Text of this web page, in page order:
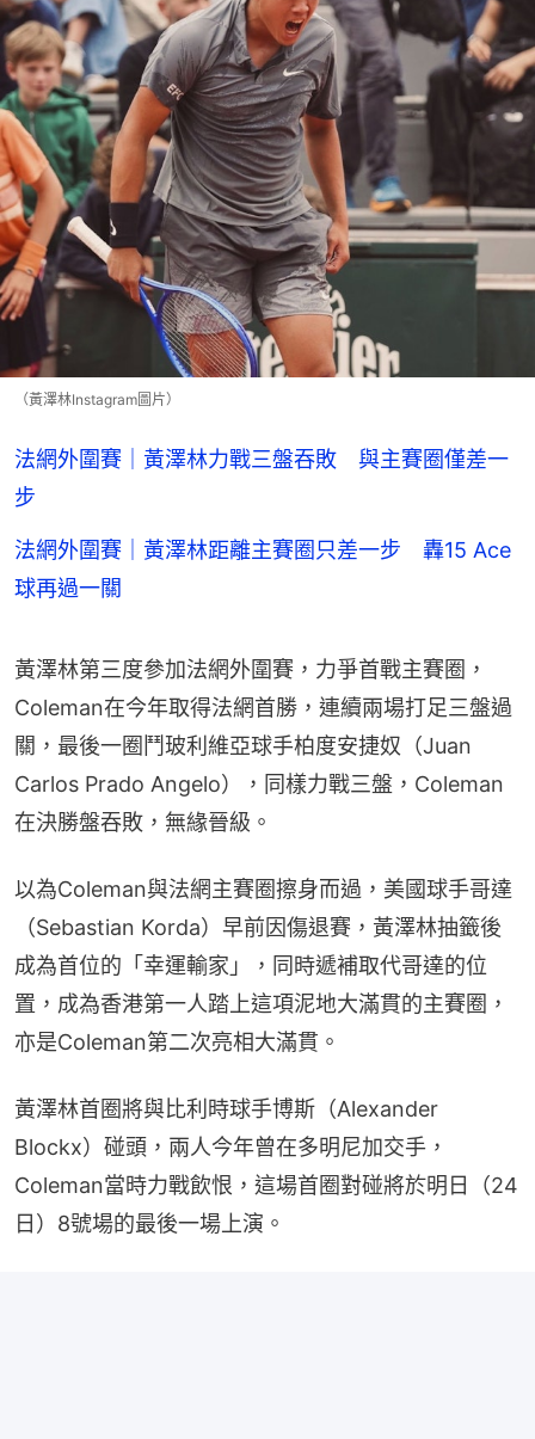
（黃澤林Instagram圖片）
法網外圍賽｜黃澤林力戰三盤吞敗 與主賽圈僅差一
步
法網外圍賽｜黃澤林距離主賽圈只差一步 轟15 Ace
球再過一關
黃澤林第三度參加法網外圍賽，力爭首戰主賽圈，
Coleman在今年取得法網首勝，連續兩場打足三盤過
關，最後一圈鬥玻利維亞球手柏度安捷奴（Juan
Carlos Prado Angelo），同樣力戰三盤，Coleman
在決勝盤吞敗，無緣晉級。
以為Coleman與法網主賽圈擦身而過，美國球手哥達
（Sebastian Korda）早前因傷退賽，黃澤林抽籤後
成為首位的「幸運輸家」，同時遞補取代哥達的位
置，成為香港第一人踏上這項泥地大滿貫的主賽圈，
亦是Coleman第二次亮相大滿貫。
黃澤林首圈將與比利時球手博斯（Alexander
Blockx）碰頭，兩人今年曾在多明尼加交手，
Coleman當時力戰飲恨，這場首圈對碰將於明日（24
日）8號場的最後一場上演。